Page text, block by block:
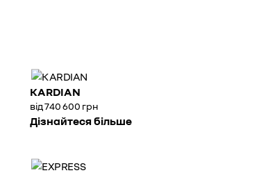
KARDIAN
від 740 600 грн
Дізнайтеся більше